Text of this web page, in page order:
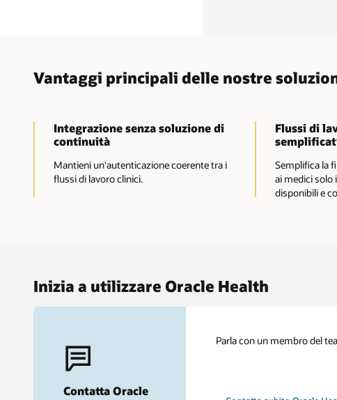
Vantaggi principali delle nostre
Integrazione senza soluzione di
continuità
Mantieni un'autenticazione coerente tra i
flussi di lavoro clinici.
Flussi di
Semplifica la
ai medici solo
disponibili e
Inizia a utilizzare Oracle Health
Contatta Oracle
Parla con un membro del